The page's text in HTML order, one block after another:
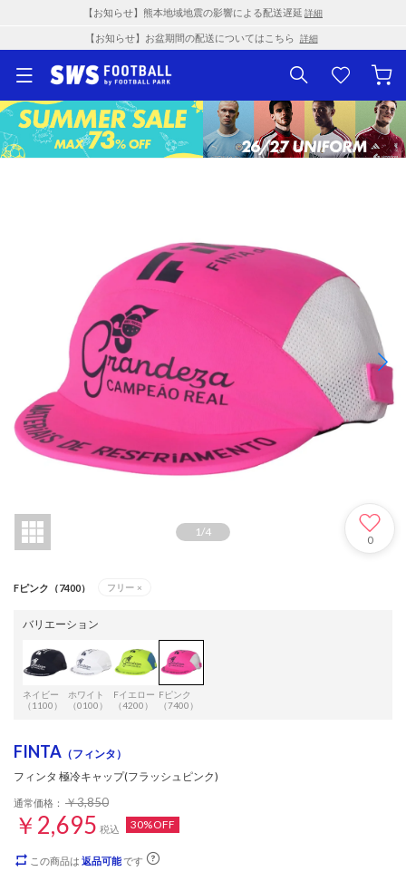
【お知らせ】熊本地域地震の影響による配送遅延 詳細
【お知らせ】お盆期間の配送についてはこちら 詳細
1/4
0
Fピンク（7400） フリー ×
バリエーション
ネイビー
（1100）
ホワイト
（0100）
Fイエロー
（4200）
Fピンク
（7400）
FINTA （フィンタ）
フィンタ 極冷キャップ(フラッシュピンク)
通常価格： ￥3,850
￥2,695 税込 30%OFF
この商品は 返品可能です